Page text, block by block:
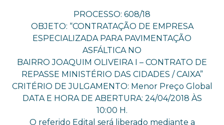
PROCESSO: 608/18
OBJETO: “CONTRATAÇÃO DE EMPRESA
ESPECIALIZADA PARA PAVIMENTAÇÃO
ASFÁLTICA NO
BAIRRO JOAQUIM OLIVEIRA I – CONTRATO DE
REPASSE MINISTÉRIO DAS CIDADES / CAIXA”
CRITÉRIO DE JULGAMENTO: Menor Preço Global
DATA E HORA DE ABERTURA: 24/04/2018 ÀS
10:00 H.
O referido Edital será liberado mediante a